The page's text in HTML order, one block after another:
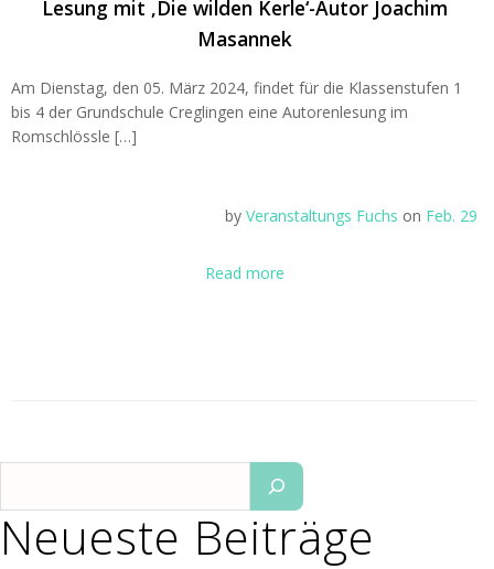
Lesung mit ‚Die wilden Kerle‘-Autor Joachim
Masannek
Am Dienstag, den 05. März 2024, findet für die Klassenstufen 1
bis 4 der Grundschule Creglingen eine Autorenlesung im
Romschlössle […]
by Veranstaltungs Fuchs on Feb. 29
Read more
Neueste Beiträge